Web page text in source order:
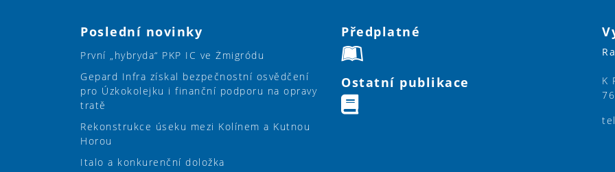
Poslední novinky
První „hybryda“ PKP IC ve Żmigródu
Gepard Infra získal bezpečnostní osvědčení
pro Úzkokolejku i finanční podporu na opravy
tratě
Rekonstrukce úseku mezi Kolínem a Kutnou
Horou
Italo a konkurenční doložka
Předplatné
Ostatní publikace
K